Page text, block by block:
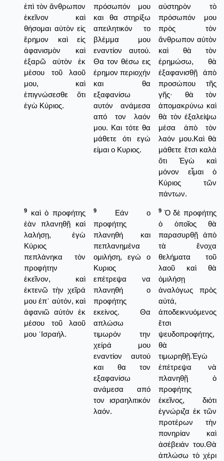
ἐπὶ τὸν ἄνθρωπον
ἐκεῖνον καὶ
θήσομαι αὐτὸν εἰς
ἔρημον καὶ εἰς
ἀφανισμὸν καὶ
ἐξαρῶ αὐτὸν ἐκ
μέσου τοῦ λαοῦ
μου, καὶ
ἐπιγνώσεσθε ὅτι
ἐγὼ Κύριος.
πρόσωπόν μου
και θα στηρίξω
απειλητικόν το
βλέμμα μου
εναντίον αυτού.
Θα τον θέσω εις
έρημον περιοχήν
και θα
εξαφανίσω
αυτόν ανάμεσα
από τον λαόν
μου. Και τότε θα
μάθετε ότι εγώ
είμαι ο Κυριος.
αὐστηρὸν τὸ
πρόσωπόν μου
πρὸς τὸν
ἄνθρωπον αὐτὸν
καὶ θὰ τὸν
ἐρημώσω, θὰ
ἐξαφανισθῇ ἀπὸ
προσώπου τῆς
γῆς· θὰ τὸν
ἀπομακρύνω καὶ
θὰ τὸν ἐξαλείψω
μέσα ἀπὸ τὸν
λαόν μου.Καὶ θὰ
μάθετε ἔτσι καλὰ
ὅτι Ἐγὼ καὶ
μόνον εἶμαι ὁ
Κύριος τῶν
πάντων.
9
καὶ ὁ προφήτης
ἐὰν πλανηθῇ καὶ
λαλήσῃ, ἐγὼ
Κύριος
πεπλάνηκα τὸν
προφήτην
ἐκεῖνον, καὶ
ἐκτενῶ τὴν χεῖρά
μου ἐπ᾿ αὐτόν, καὶ
ἀφανιῶ αὐτόν ἐκ
μέσου τοῦ λαοῦ
μου ᾿Ισραήλ.
9
Εάν ο
προφήτης
πλανηθή και
πεπλανημένα
ομιλήση, εγώ ο
Κυριος
επέτρεψα να
πλανηθή ο
προφήτης
εκείνος. Θα
απλώσω
τιμωρόν την
χείρά μου
εναντίον αυτού
και θα τον
εξαφανίσω
ανάμεσα από
τον ισραηλιτικόν
λαόν.
9 Ὁ δὲ προφήτης
ὁ ὁποῖος θὰ
παρασυρθῇ ἀπὸ
τὰ ἔνοχα
θελήματα τοῦ
λαοῦ καὶ θὰ
ὁμιλήσῃ
ἀναλόγως πρὸς
αὐτά,
ἀποδεικνυόμενος
ἔτσι
ψευδοπροφήτης,
θὰ
τιμωρηθῇ.Ἐγὼ
ἐπέτρεψα νὰ
πλανηθῇ ὁ
προφήτης
ἐκεῖνος, διότι
ἐγνώριζα ἐκ τῶν
προτέρων τὴν
πονηρίαν καὶ
ἀσέβειάν του.Θὰ
ἀπλώσω τὸ χέρι